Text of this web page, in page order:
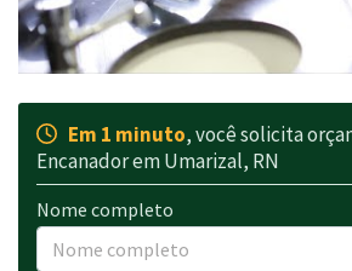
Em 1 minuto, você solicita
Encanador em Umarizal, RN
Nome completo